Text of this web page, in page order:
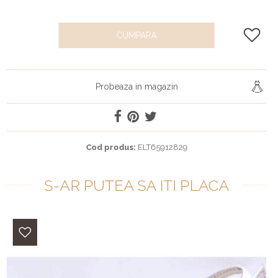
CUMPARA
Probeaza in magazin
Cod produs: ELT65912829
S-AR PUTEA SA ITI PLACA